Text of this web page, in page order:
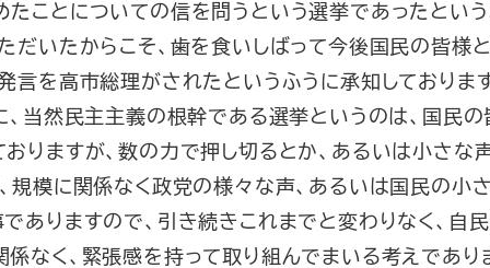
ことについての信を問うという選挙であったとい
だいたからこそ、歯を食いしばって今後国民の皆様
言を高市総理がされたというふうに承知しております
、当然民主主義の根幹である選挙というのは、国民
りますが、数の力で押し切るとか、あるいは小さな
規模に関係なく政党の様々な声、あるいは国民の小
ありますので、引き続きこれまでと変わりなく、自
なく、緊張感を持って取り組んでまいる考えであり